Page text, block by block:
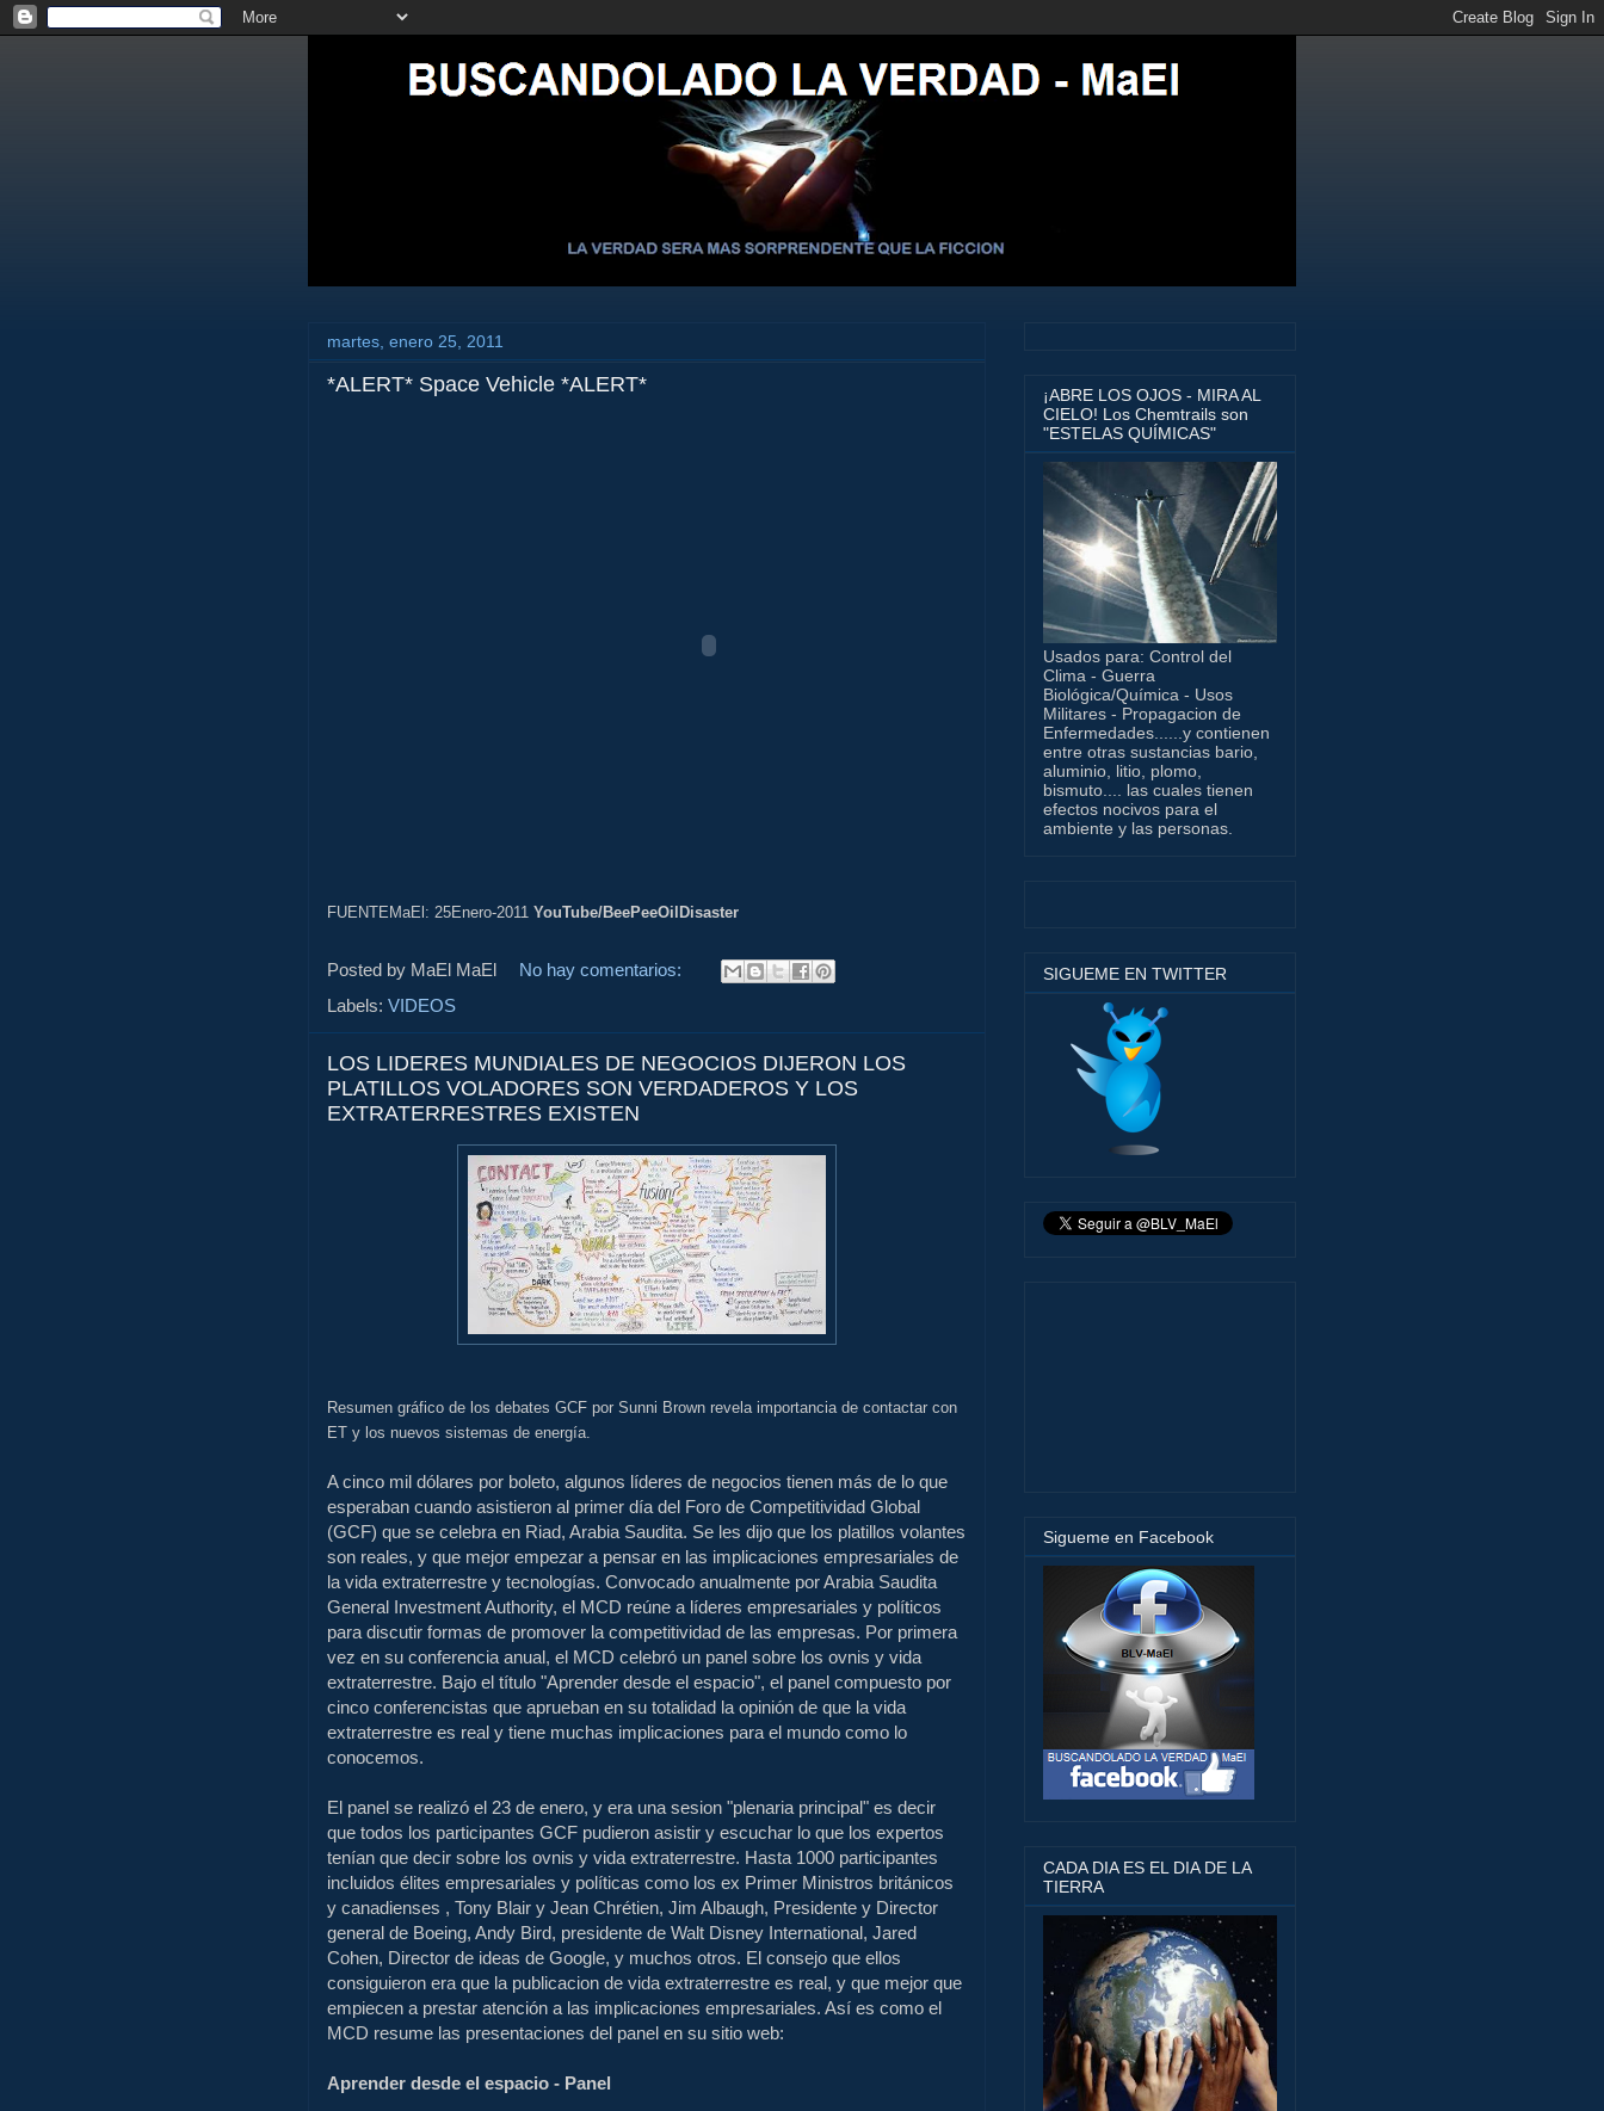
martes, enero 25, 2011
*ALERT* Space Vehicle *ALERT*
FUENTEMaEl: 25Enero-2011 YouTube/BeePeeOilDisaster
Posted by MaEl MaEl
No hay comentarios:
Labels: VIDEOS
LOS LIDERES MUNDIALES DE NEGOCIOS DIJERON LOS
PLATILLOS VOLADORES SON VERDADEROS Y LOS
EXTRATERRESTRES EXISTEN
Resumen gráfico de los debates GCF por Sunni Brown revela importancia de contactar con
ET y los nuevos sistemas de energía.
A cinco mil dólares por boleto, algunos líderes de negocios tienen más de lo que
esperaban cuando asistieron al primer día del Foro de Competitividad Global
(GCF) que se celebra en Riad, Arabia Saudita. Se les dijo que los platillos volantes
son reales, y que mejor empezar a pensar en las implicaciones empresariales de
la vida extraterrestre y tecnologías. Convocado anualmente por Arabia Saudita
General Investment Authority, el MCD reúne a líderes empresariales y políticos
para discutir formas de promover la competitividad de las empresas. Por primera
vez en su conferencia anual, el MCD celebró un panel sobre los ovnis y vida
extraterrestre. Bajo el título "Aprender desde el espacio", el panel compuesto por
cinco conferencistas que aprueban en su totalidad la opinión de que la vida
extraterrestre es real y tiene muchas implicaciones para el mundo como lo
conocemos.
El panel se realizó el 23 de enero, y era una sesion "plenaria principal" es decir
que todos los participantes GCF pudieron asistir y escuchar lo que los expertos
tenían que decir sobre los ovnis y vida extraterrestre. Hasta 1000 participantes
incluidos élites empresariales y políticas como los ex Primer Ministros británicos
y canadienses , Tony Blair y Jean Chrétien, Jim Albaugh, Presidente y Director
general de Boeing, Andy Bird, presidente de Walt Disney International, Jared
Cohen, Director de ideas de Google, y muchos otros. El consejo que ellos
consiguieron era que la publicacion de vida extraterrestre es real, y que mejor que
empiecen a prestar atención a las implicaciones empresariales. Así es como el
MCD resume las presentaciones del panel en su sitio web:
Aprender desde el espacio - Panel
¡ABRE LOS OJOS - MIRA AL
CIELO! Los Chemtrails son
"ESTELAS QUÍMICAS"
Usados para: Control del
Clima - Guerra
Biológica/Química - Usos
Militares - Propagacion de
Enfermedades......y contienen
entre otras sustancias bario,
aluminio, litio, plomo,
bismuto.... las cuales tienen
efectos nocivos para el
ambiente y las personas.
SIGUEME EN TWITTER
Sigueme en Facebook
CADA DIA ES EL DIA DE LA
TIERRA